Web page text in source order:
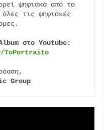
ψηφιακά από το
τις ψηφιακές
Group